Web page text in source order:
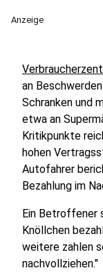
Anzeige
an
Schranken und
etwa an
Kritikpunkte
hohen
Autofahrer
Bezahlung im
Ein Betroffener
Knöllchen
weitere zahlen
nachvollziehen."